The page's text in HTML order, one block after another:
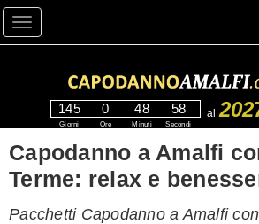
Toggle navigation
145
Giorni
0
Ore
48
Minuti
58
Secondi
al
Capodanno a Amalfi
Terme: relax e
Pacchetti Capodanno a Amalfi